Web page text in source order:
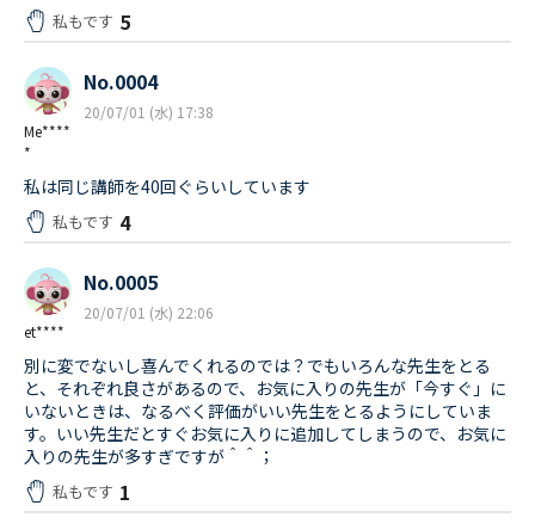
私もです 5
Me****
*
No.0004
20/07/01 (水) 17:38
私は同じ講師を40回ぐらいしています
私もです 4
et****
No.0005
20/07/01 (水) 22:06
別に変でないし喜んでくれるのでは？でもいろんな先生をとる
と、それぞれ良さがあるので、お気に入りの先生が「今すぐ」に
いないときは、なるべく評価がいい先生をとるようにしていま
す。いい先生だとすぐお気に入りに追加してしまうので、お気に
入りの先生が多すぎですが＾＾；
私もです 1